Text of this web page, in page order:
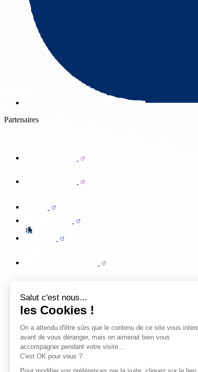
Salut c'est nous...
les Cookies !
On a attendu d'être sûrs que le contenu de ce site vous
avant de vous déranger, mais on aimerait bien vous
accompagner pendant votre visite...
C'est OK pour vous ?
Pour modifier vos préférences par la suite, cliquez sur le lien
Partenaires